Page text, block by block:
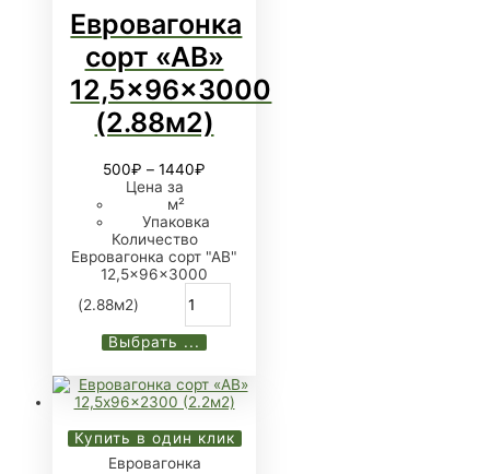
Евровагонка
сорт «АB»
12,5x96x3000
(2.88м2)
500₽ – 1440₽
Цена за
м²
Упаковка
Количество
Евровагонка сорт "АB"
12,5x96x3000
(2.88м2)
Выбрать ...
Купить в один клик
Евровагонка